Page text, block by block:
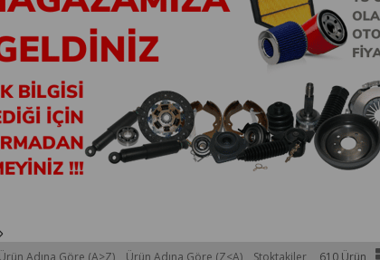
Ürün Adına Göre (A>Z) Ürün Adına Göre (Z<A) Stoktakiler 610 Ürün